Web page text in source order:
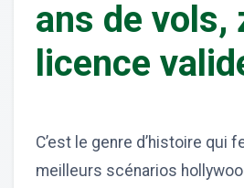
ans de vols,
licence
C’est le genre d’histoire qui
meilleurs scénarios